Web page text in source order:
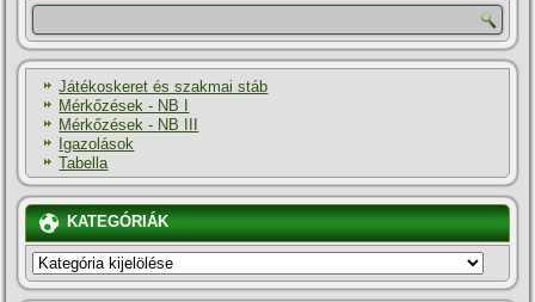
Játékoskeret és szakmai stáb
Mérkőzések - NB I
Mérkőzések - NB III
Igazolások
Tabella
KATEGÓRIÁK
KATEGÓRIÁK